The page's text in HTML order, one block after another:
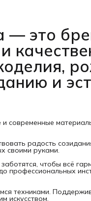
— это
и
современные
радость
своими руками.
чтобы всё
профессиональных
техниками.
искусством.